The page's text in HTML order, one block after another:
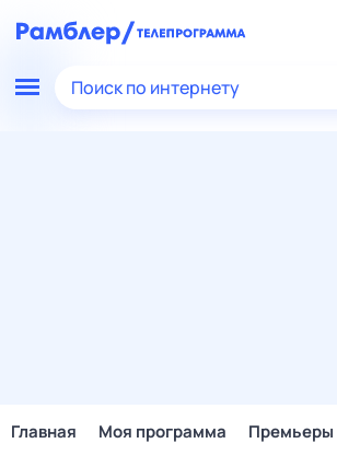
Поиск по интернету
Главная Моя программа Премьеры